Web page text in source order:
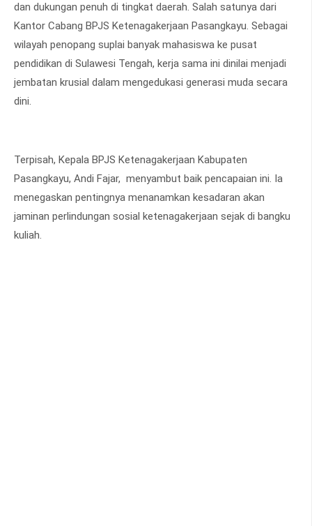
dan dukungan penuh di tingkat daerah. Salah satunya dari
Kantor Cabang BPJS Ketenagakerjaan Pasangkayu. Sebagai
wilayah penopang suplai banyak mahasiswa ke pusat
pendidikan di Sulawesi Tengah, kerja sama ini dinilai menjadi
jembatan krusial dalam mengedukasi generasi muda secara
dini.
Terpisah, Kepala BPJS Ketenagakerjaan Kabupaten
Pasangkayu, Andi Fajar, menyambut baik pencapaian ini. Ia
menegaskan pentingnya menanamkan kesadaran akan
jaminan perlindungan sosial ketenagakerjaan sejak di bangku
kuliah.